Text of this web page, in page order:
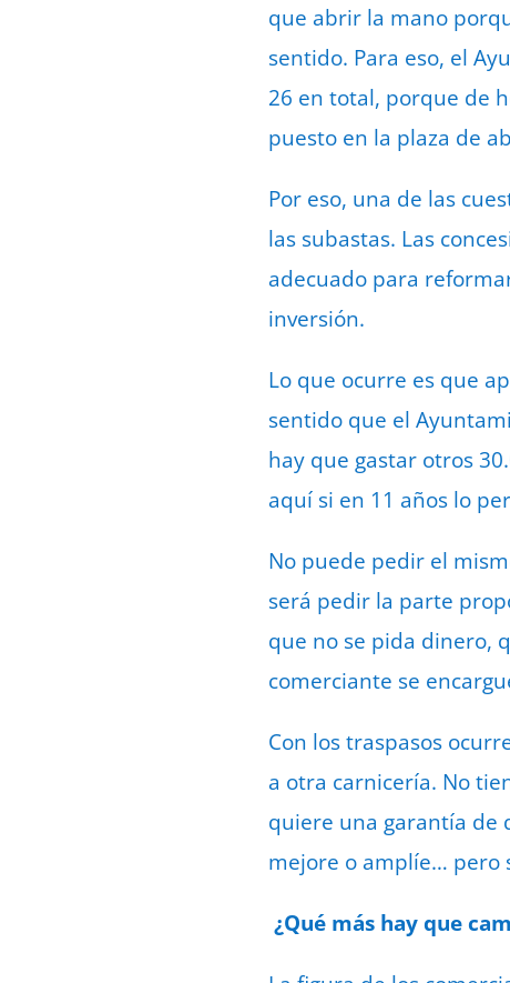
que abrir la mano
sentido. Para eso, el
26 en total, porque de
puesto en la plaza de
Por eso, una de las
las subastas. Las
adecuado para
inversión.
Lo que ocurre es que
sentido que el
hay que gastar otros
aquí si en 11 años lo
No puede pedir el
será pedir la parte
que no se pida dinero,
comerciante se
Con los traspasos
a otra carnicería. No
quiere una garantía de
mejore o amplíe… pero
¿Qué más hay que